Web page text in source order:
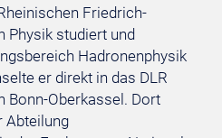
Friedrich-
Physik studiert und
Hadronenphysik
er direkt in das DLR
Bonn-Oberkassel. Dort
Abteilung